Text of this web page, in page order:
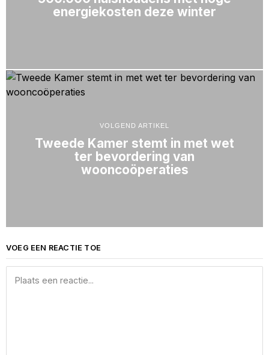
energiekosten deze winter
VOLGEND ARTIKEL
Tweede Kamer stemt in met wet
ter bevordering van
wooncoöperaties
VOEG EEN REACTIE TOE